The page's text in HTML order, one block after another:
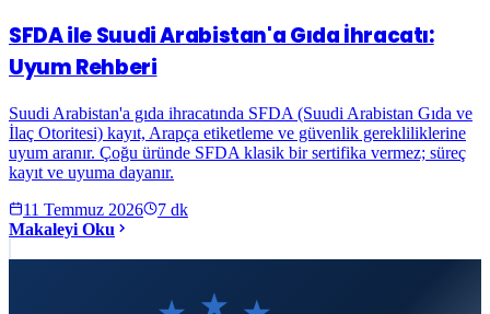
SFDA ile Suudi Arabistan'a Gıda İhracatı:
Uyum Rehberi
Suudi Arabistan'a gıda ihracatında SFDA (Suudi Arabistan Gıda ve
İlaç Otoritesi) kayıt, Arapça etiketleme ve güvenlik gerekliliklerine
uyum aranır. Çoğu üründe SFDA klasik bir sertifika vermez; süreç
kayıt ve uyuma dayanır.
11 Temmuz 2026
7 dk
Makaleyi Oku